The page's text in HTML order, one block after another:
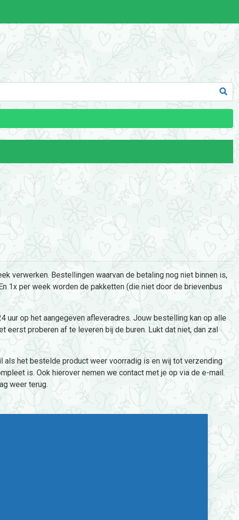
verwerken. Bestellingen waarvan de betaling nog niet binnen is,
1x per week worden de pakketten (die niet door de brievenbus
uur op het aangegeven afleveradres. Jouw bestelling kan op alle
eerst proberen af te leveren bij de buren. Lukt dat niet, dan zal
als het bestelde product weer voorradig is en wij tot verzending
is. Ook hierover nemen we contact met je op via de e-mail.
weer terug.